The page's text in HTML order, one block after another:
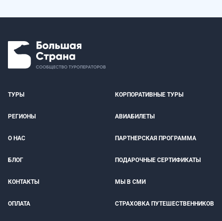
ТУРЫ КОРПОРАТИВНЫЕ ТУРЫ
РЕГИОНЫ АВИАБИЛЕТЫ
О НАС ПАРТНЕРСКАЯ ПРОГРАММА
БЛОГ ПОДАРОЧНЫЕ СЕРТИФИКАТЫ
КОНТАКТЫ МЫ В СМИ
ОПЛАТА СТРАХОВКА ПУТЕШЕСТВЕННИКОВ